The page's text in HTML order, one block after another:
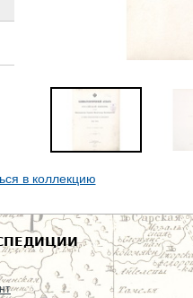
в коллекцию